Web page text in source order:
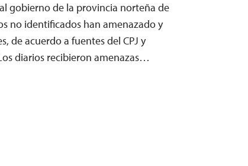
gobierno de la provincia norteña de
no identificados han amenazado y
de acuerdo a fuentes del CPJ y
diarios recibieron amenazas…